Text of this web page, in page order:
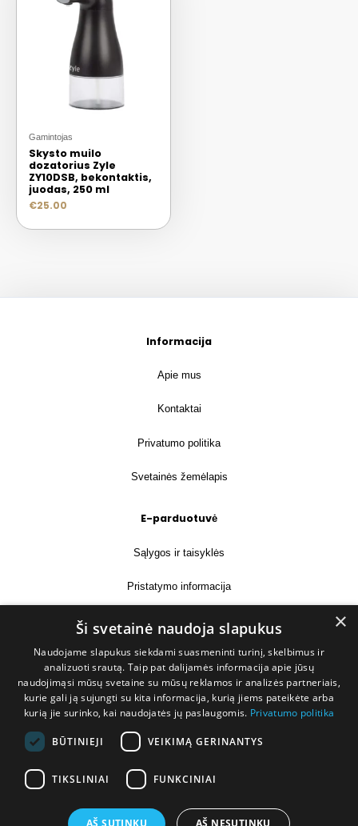
Gamintojas
Skysto muilo
dozatorius Zyle
ZY10DSB, bekontaktis,
juodas, 250 ml
€25.00
Informacija
Apie mus
Kontaktai
Privatumo politika
Svetainės žemėlapis
E-parduotuvė
Sąlygos ir taisyklės
Pristatymo informacija
Prekių grąžinimas
Kontaktai
+370 677 31358
×
Ši svetainė naudoja slapukus
Naudojame slapukus siekdami suasmeninti turinį, skelbimus ir
analizuoti srautą. Taip pat dalijamės informacija apie jūsų
naudojimąsi mūsų svetaine su mūsų reklamos ir analizės partneriais,
kurie gali ją sujungti su kita informacija, kurią jiems pateikėte arba
kurią jie surinko, kai naudojatės jų paslaugomis. Privatumo politika
BŪTINIEJI VEIKIMĄ GERINANTYS
TIKSLINIAI FUNKCINIAI
AŠ SUTINKU AŠ NESUTINKU